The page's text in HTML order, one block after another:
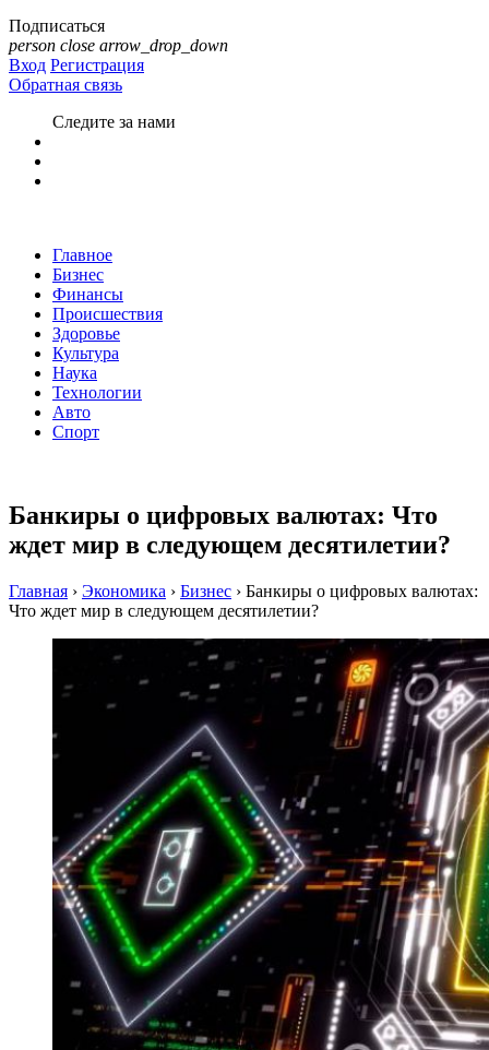
Подписаться
person close arrow_drop_down
Вход Регистрация
Обратная связь
Следите за нами
Главное
Бизнес
Финансы
Происшествия
Здоровье
Культура
Наука
Технологии
Авто
Спорт
Банкиры о цифровых валютах: Что
ждет мир в следующем десятилетии?
Главная › Экономика › Бизнес › Банкиры о цифровых валютах:
Что ждет мир в следующем десятилетии?